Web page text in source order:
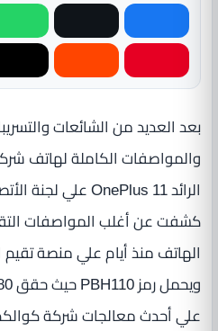
بعد العديد من الشائعات
والمواصفات الكاملة لهاتف
كشفت عن أغلب المواصفات